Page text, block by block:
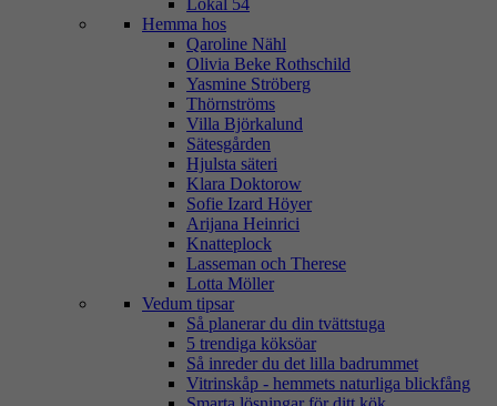
Lokal 54
Hemma hos
Qaroline Nähl
Olivia Beke Rothschild
Yasmine Ströberg
Thörnströms
Villa Björkalund
Sätesgården
Hjulsta säteri
Klara Doktorow
Sofie Izard Höyer
Arijana Heinrici
Knatteplock
Lasseman och Therese
Lotta Möller
Vedum tipsar
Så planerar du din tvättstuga
5 trendiga köksöar
Så inreder du det lilla badrummet
Vitrinskåp - hemmets naturliga blickfång